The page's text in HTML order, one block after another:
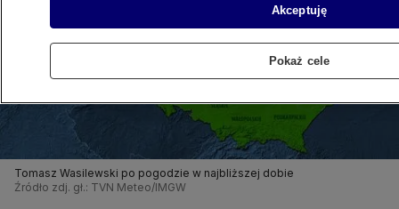
Tomasz Wasilewski po pogodzie w najbliższej dobie
Źródło zdj. gł.: TVN Meteo/IMGW
Akceptuję
Pokaż cele